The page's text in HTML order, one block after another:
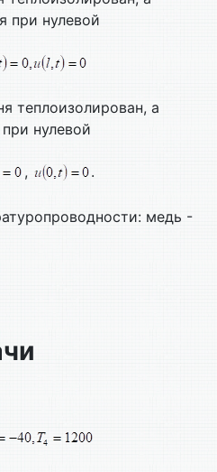
при нулевой
теплоизолирован, а
нулевой
, .
медь -